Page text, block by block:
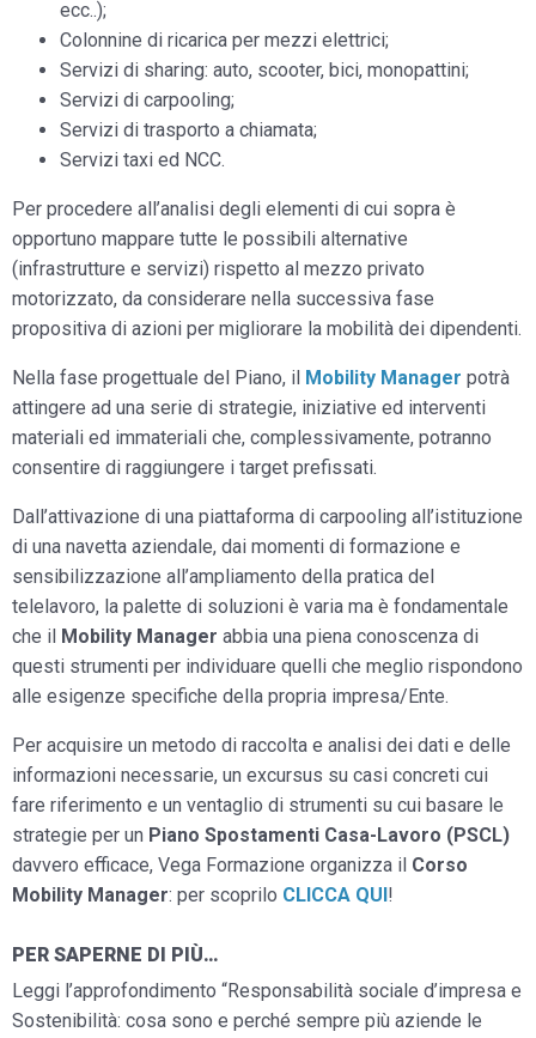
ecc..);
Colonnine di ricarica per mezzi elettrici;
Servizi di sharing: auto, scooter, bici, monopattini;
Servizi di carpooling;
Servizi di trasporto a chiamata;
Servizi taxi ed NCC.
Per procedere all’analisi degli elementi di cui sopra è
opportuno mappare tutte le possibili alternative
(infrastrutture e servizi) rispetto al mezzo privato
motorizzato, da considerare nella successiva fase
propositiva di azioni per migliorare la mobilità dei dipendenti.
Nella fase progettuale del Piano, il Mobility Manager potrà
attingere ad una serie di strategie, iniziative ed interventi
materiali ed immateriali che, complessivamente, potranno
consentire di raggiungere i target prefissati.
Dall’attivazione di una piattaforma di carpooling all’istituzione
di una navetta aziendale, dai momenti di formazione e
sensibilizzazione all’ampliamento della pratica del
telelavoro, la palette di soluzioni è varia ma è fondamentale
che il Mobility Manager abbia una piena conoscenza di
questi strumenti per individuare quelli che meglio rispondono
alle esigenze specifiche della propria impresa/Ente.
Per acquisire un metodo di raccolta e analisi dei dati e delle
informazioni necessarie, un excursus su casi concreti cui
fare riferimento e un ventaglio di strumenti su cui basare le
strategie per un Piano Spostamenti Casa-Lavoro (PSCL)
davvero efficace, Vega Formazione organizza il Corso
Mobility Manager: per scoprilo CLICCA QUI!
PER SAPERNE DI PIÙ…
Leggi l’approfondimento “Responsabilità sociale d’impresa e
Sostenibilità: cosa sono e perché sempre più aziende le